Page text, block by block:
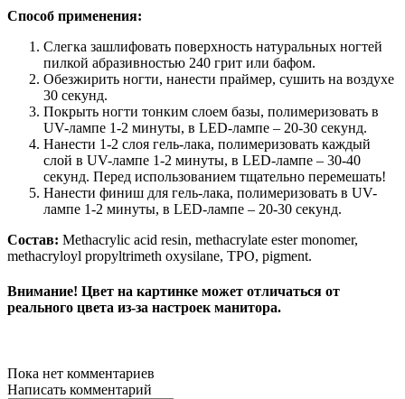
Способ применения:
Слегка зашлифовать поверхность натуральных ногтей
пилкой абразивностью 240 грит или бафом.
Обезжирить ногти, нанести праймер, сушить на воздухе
30 секунд.
Покрыть ногти тонким слоем базы, полимеризовать в
UV-лампе 1-2 минуты, в LED-лампе – 20-30 секунд.
Нанести 1-2 слоя гель-лака, полимеризовать каждый
слой в UV-лампе 1-2 минуты, в LED-лампе – 30-40
секунд. Перед использованием тщательно перемешать!
Нанести финиш для гель-лака, полимеризовать в UV-
лампе 1-2 минуты, в LED-лампе – 20-30 секунд.
Состав: Methacrylic acid resin, methacrylate ester monomer,
methacryloyl propyltrimeth oxysilane, TPO, pigment.
Внимание! Цвет на картинке может отличаться от
реального цвета из-за настроек манитора.
Пока нет комментариев
Написать комментарий